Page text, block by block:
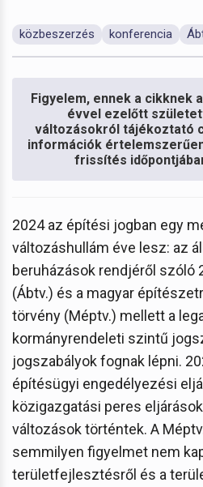
közbeszerzés konferencia
Figyelem, ennek a cikknek
évvel ezelőtt
változásokról tájékoztató
információk
frissítés
2024 az építési jogban egy
változáshullám éve lesz: az
beruházások rendjéről szóló
(Ábtv.) és a magyar
törvény (Méptv.) mellett a
kormányrendeleti szintű
jogszabályok fognak lépni.
építésügyi engedélyezési
közigazgatási peres
változások történtek. A
semmilyen figyelmet nem
területfejlesztésről és a